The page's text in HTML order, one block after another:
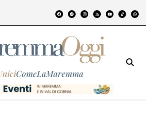
ComeLaMaremma